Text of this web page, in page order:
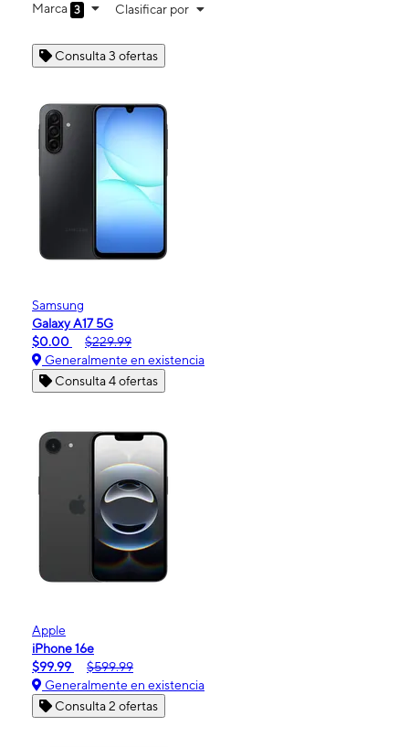
Marca 3 Clasificar por
Consulta 3 ofertas
Samsung
Galaxy A17 5G
$0.00
$229.99
Generalmente en existencia
Consulta 4 ofertas
Apple
iPhone 16e
$99.99
$599.99
Generalmente en existencia
Consulta 2 ofertas